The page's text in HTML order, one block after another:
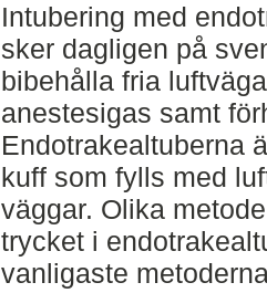
Intubering med
sker dagligen på
bibehålla fria
anestesigas samt
Endotrakealtuberna
kuff som fylls med
väggar. Olika
trycket i
vanligaste